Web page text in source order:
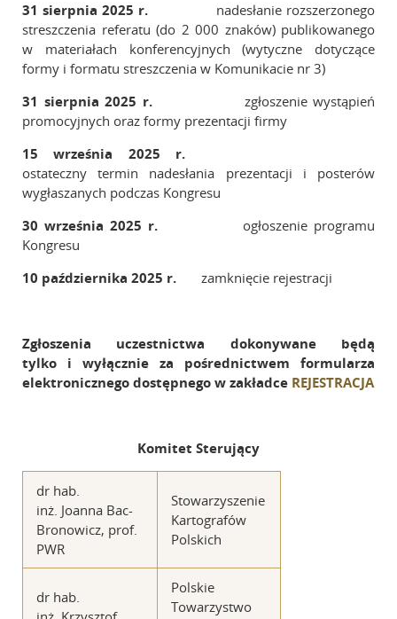
31 sierpnia 2025 r.nadesłanie rozszerzonego
streszczenia referatu (do 2 000 znaków) publikowanego
w materiałach konferencyjnych (wytyczne dotyczące
formy i formatu streszczenia w Komunikacie nr 3)
31 sierpnia 2025 r.zgłoszenie wystąpień
promocyjnych oraz formy prezentacji firmy
15września 2025 r.
ostateczny termin nadesłania prezentacji i posterów
wygłaszanych podczas Kongresu
30 września 2025 r.ogłoszenie programu
Kongresu
10 października 2025 r. zamknięcie rejestracji
Zgłoszenia uczestnictwa dokonywane będą
tylko i wyłącznie za pośrednictwem formularza
elektronicznego dostępnego w zakładce REJESTRACJA
Komitet Sterujący
dr hab.
inż. Joanna Bac-
Bronowicz, prof.
PWR
Stowarzyszenie
Kartografów
Polskich
dr hab.
Polskie
Towarzystwo